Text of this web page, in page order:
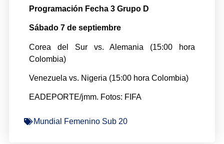
Programación Fecha 3 Grupo D
Sábado 7 de septiembre
Corea del Sur vs. Alemania (15:00 hora
Colombia)
Venezuela vs. Nigeria (15:00 hora Colombia)
EADEPORTE/jmm. Fotos: FIFA
Mundial Femenino Sub 20